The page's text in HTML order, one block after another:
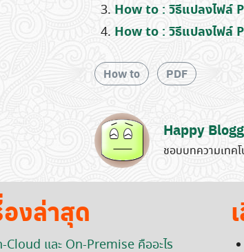
How to : วิธีแปลงไฟล์
How to : วิธีแปลงไฟล์
How to PDF
Happy
ชอบบทความเทค
องล่าสุด
Cloud และ On-Premise คืออะไร